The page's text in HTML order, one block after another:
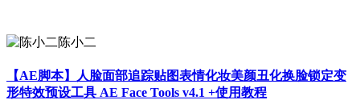
陈小二
【AE脚本】人脸面部追踪贴图表情化妆美颜丑化换脸锁定变
形特效预设工具 AE Face Tools v4.1 +使用教程